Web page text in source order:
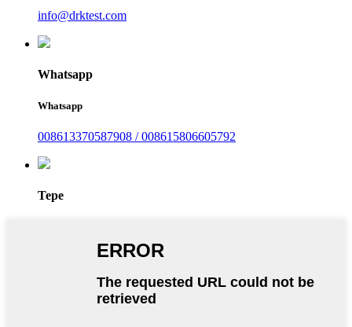
info@drktest.com
Whatsapp
Whatsapp
008613370587908 / 008615806605792
Tepe